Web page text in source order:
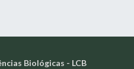
Biológicas - LCB